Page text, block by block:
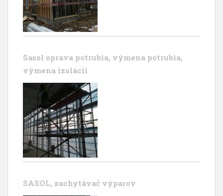
Sasol oprava potrubia, výmena potrubia,
výmena izolácii
SASOL, zachytávač výparov